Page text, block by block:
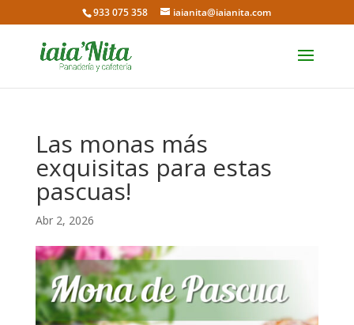
933 075 358 iaianita@iaianita.com
Las monas más
exquisitas para estas
pascuas!
Abr 2, 2026